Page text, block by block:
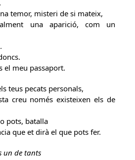
temor, misteri de si mateix,
una aparició, com un
el meu passaport.
teus pecats personals,
creu només existeixen els de
pots, batalla
que et dirà el que pots fer.
un de tants